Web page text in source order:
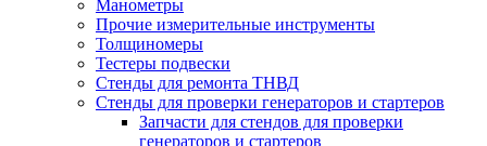
Манометры
Прочие измерительные инструменты
Толщиномеры
Тестеры подвески
Стенды для ремонта ТНВД
Стенды для проверки генераторов и стартеров
Запчасти для стендов для проверки
генераторов и стартеров